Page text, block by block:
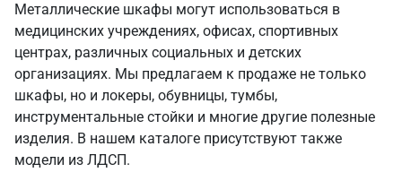
Металлические шкафы могут использоваться в
медицинских учреждениях, офисах, спортивных
центрах, различных социальных и детских
организациях. Мы предлагаем к продаже не только
шкафы, но и локеры, обувницы, тумбы,
инструментальные стойки и многие другие полезные
изделия. В нашем каталоге присутствуют также
модели из ЛДСП.